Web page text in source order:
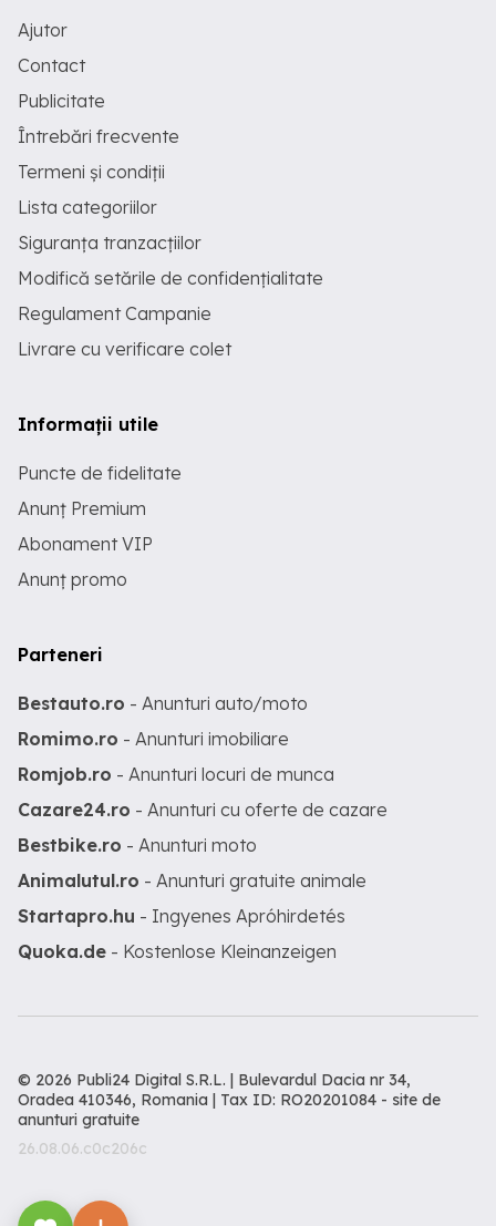
Ajutor
Contact
Publicitate
Întrebări frecvente
Termeni și condiții
Lista categoriilor
Siguranța tranzacțiilor
Modifică setările de confidențialitate
Regulament Campanie
Livrare cu verificare colet
Informații utile
Puncte de fidelitate
Anunț Premium
Abonament VIP
Anunț promo
Parteneri
Bestauto.ro - Anunturi auto/moto
Romimo.ro - Anunturi imobiliare
Romjob.ro - Anunturi locuri de munca
Cazare24.ro - Anunturi cu oferte de cazare
Bestbike.ro - Anunturi moto
Animalutul.ro - Anunturi gratuite animale
Startapro.hu - Ingyenes Apróhirdetés
Quoka.de - Kostenlose Kleinanzeigen
© 2026 Publi24 Digital S.R.L. | Bulevardul Dacia nr 34,
Oradea 410346, Romania | Tax ID: RO20201084 - site de
anunturi gratuite
26.08.06.c0c206c